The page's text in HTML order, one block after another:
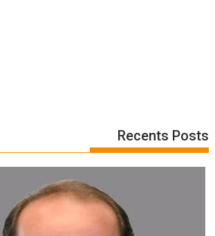
Recents Posts